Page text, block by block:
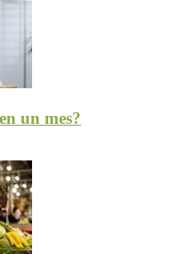
un mes?